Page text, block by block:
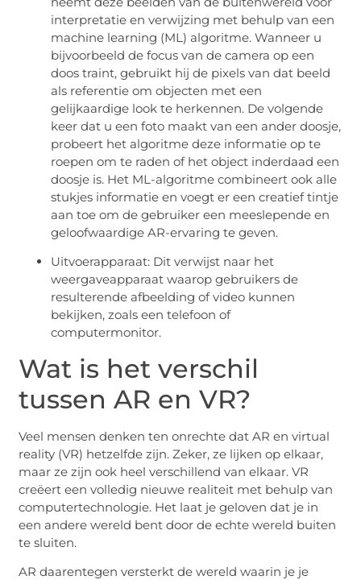
interpretatie en verwijzing met behulp van een
machine learning (ML) algoritme. Wanneer u
bijvoorbeeld de focus van de camera op een
doos traint, gebruikt hij de pixels van dat beeld
als referentie om objecten met een
gelijkaardige look te herkennen. De volgende
keer dat u een foto maakt van een ander doosje,
probeert het algoritme deze informatie op te
roepen om te raden of het object inderdaad een
doosje is. Het ML-algoritme combineert ook alle
stukjes informatie en voegt er een creatief tintje
aan toe om de gebruiker een meeslepende en
geloofwaardige AR-ervaring te geven.
Uitvoerapparaat: Dit verwijst naar het
weergaveapparaat waarop gebruikers de
resulterende afbeelding of video kunnen
bekijken, zoals een telefoon of
computermonitor.
Wat is het verschil
tussen AR en VR?
Veel mensen denken ten onrechte dat AR en virtual
reality (VR) hetzelfde zijn. Zeker, ze lijken op elkaar,
maar ze zijn ook heel verschillend van elkaar. VR
creëert een volledig nieuwe realiteit met behulp van
computertechnologie. Het laat je geloven dat je in
een andere wereld bent door de echte wereld buiten
te sluiten.
AR daarentegen versterkt de wereld waarin je je